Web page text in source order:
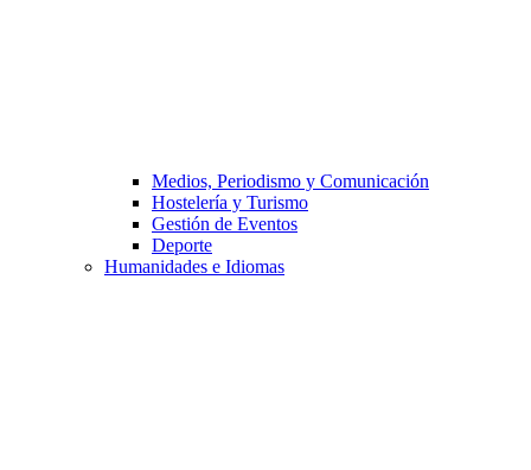
Medios, Periodismo y Comunicación
Hostelería y Turismo
Gestión de Eventos
Deporte
Humanidades e Idiomas